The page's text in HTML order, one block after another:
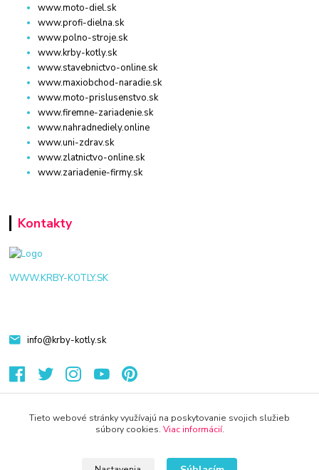
www.moto-diel.sk
www.profi-dielna.sk
www.polno-stroje.sk
www.krby-kotly.sk
www.stavebnictvo-online.sk
www.maxiobchod-naradie.sk
www.moto-prislusenstvo.sk
www.firemne-zariadenie.sk
www.nahradnediely.online
www.uni-zdrav.sk
www.zlatnictvo-online.sk
www.zariadenie-firmy.sk
Kontakty
WWW.KRBY-KOTLY.SK
info@krby-kotly.sk
Eshop-rychlo.sk
Tieto webové stránky využívajú na poskytovanie svojich služieb
súbory cookies. Viac informácií.